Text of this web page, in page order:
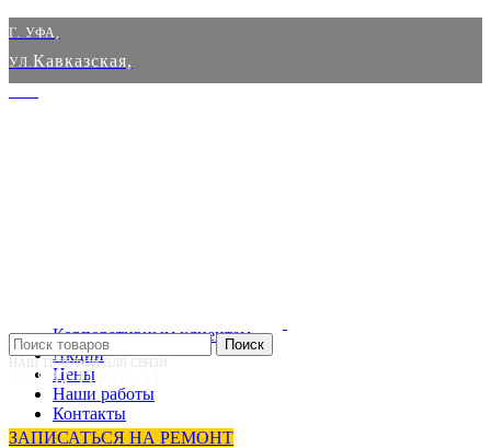
Г. УФА,
УЛ.Кавказская,
Корпоративным клиентам
Акции
Цены
Наши работы
Контакты
Поиск
НАШ ТЕЛЕФОН ДЛЯ СВЯЗИ
+7 937 111-66-11
ЗАПИСАТЬСЯ НА РЕМОНТ